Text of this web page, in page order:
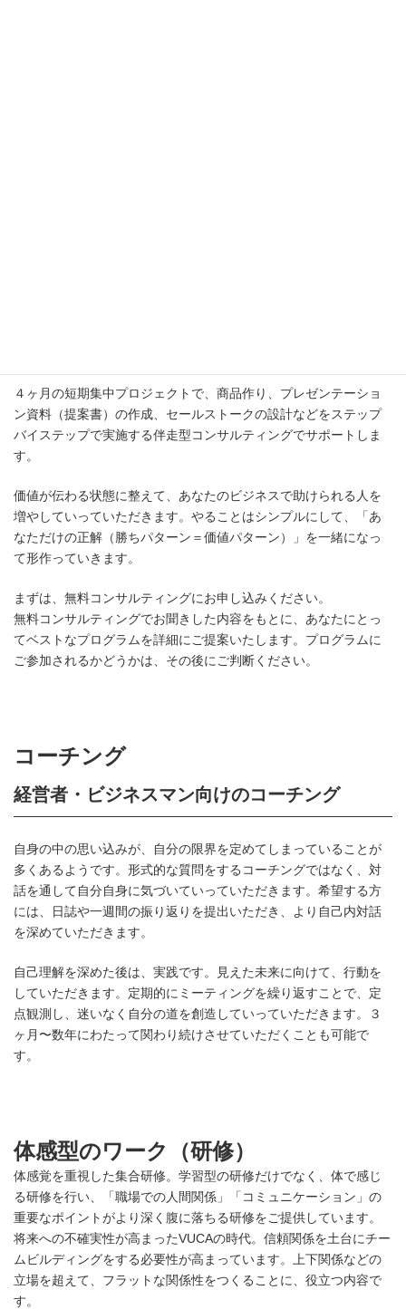
４ヶ月の短期集中プロジェクトで、商品作り、プレゼンテーショ
ン資料（提案書）の作成、セールストークの設計などをステップ
バイステップで実施する伴走型コンサルティングでサポートしま
す。
価値が伝わる状態に整えて、あなたのビジネスで助けられる人を
増やしていっていただきます。やることはシンプルにして、「あ
なただけの正解（勝ちパターン＝価値パターン）」を一緒になっ
て形作っていきます。
まずは、無料コンサルティングにお申し込みください。
無料コンサルティングでお聞きした内容をもとに、あなたにとっ
てベストなプログラムを詳細にご提案いたします。プログラムに
ご参加されるかどうかは、その後にご判断ください。
コーチング
経営者・ビジネスマン向けのコーチング
自身の中の思い込みが、自分の限界を定めてしまっていることが
多くあるようです。形式的な質問をするコーチングではなく、対
話を通して自分自身に気づいていっていただきます。希望する方
には、日誌や一週間の振り返りを提出いただき、より自己内対話
を深めていただきます。
自己理解を深めた後は、実践です。見えた未来に向けて、行動を
していただきます。定期的にミーティングを繰り返すことで、定
点観測し、迷いなく自分の道を創造していっていただきます。３
ヶ月〜数年にわたって関わり続けさせていただくことも可能で
す。
体感型のワーク（研修）
体感覚を重視した集合研修。学習型の研修だけでなく、体で感じ
る研修を行い、「職場での人間関係」「コミュニケーション」の
重要なポイントがより深く腹に落ちる研修をご提供しています。
将来への不確実性が高まったVUCAの時代。信頼関係を土台にチー
ムビルディングをする必要性が高まっています。上下関係などの
立場を超えて、フラットな関係性をつくることに、役立つ内容で
す。